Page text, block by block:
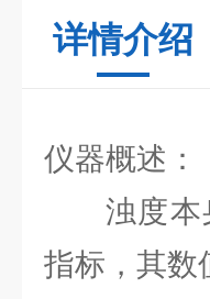
详情介绍
仪器概述：
浊度
指标，其数